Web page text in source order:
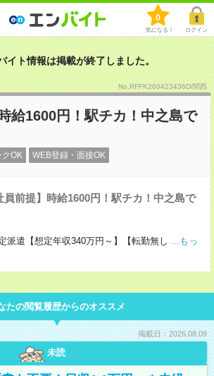
0
気になる！ ログイン
イト情報は掲載が終了しました。
No.RFFK260423436D/関西
給1600円！駅チカ！中之島で
クOK WEB登録・面接OK
員前提】時給1600円！駅チカ！中之島で
派遣【想定年収340万円～】【転勤無し ...もっ
たの閲覧履歴からのオススメ
掲載日：2026.08.09
未読